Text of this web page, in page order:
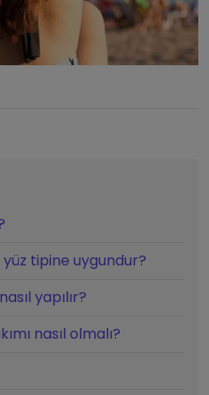
tipine uygundur?
yapılır?
nasıl olmalı?